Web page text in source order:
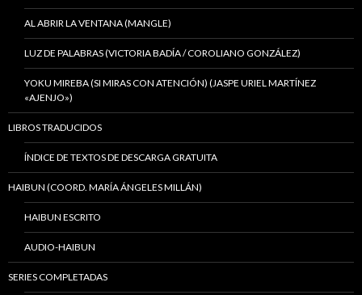
AL ABRIR LA VENTANA (MANGLE)
LUZ DE PALABRAS (VICTORIA BADÍA / COROLIANO GONZÁLEZ)
YOKU MIREBA (SI MIRAS CON ATENCIÓN) (JASPE URIEL MARTÍNEZ
«AJENJO»)
LIBROS TRADUCIDOS
ÍNDICE DE TEXTOS DE DESCARGA GRATUITA
HAIBUN (COORD. MARÍA ÁNGELES MILLÁN)
HAIBUN ESCRITO
AUDIO-HAIBUN
SERIES COMPLETADAS